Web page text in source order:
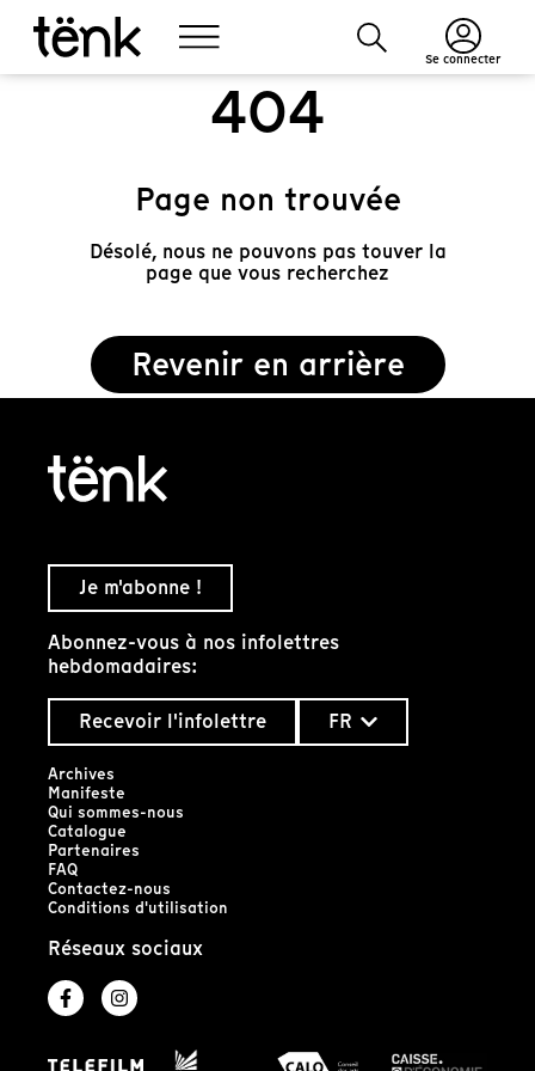
Se connecter
404
Page non trouvée
Désolé, nous ne pouvons pas touver la
page que vous recherchez
Revenir en arrière
Je m'abonne !
Abonnez-vous à nos infolettres
hebdomadaires:
Recevoir l'infolettre
FR
Archives
Manifeste
Qui sommes-nous
Catalogue
Partenaires
FAQ
Contactez-nous
Conditions d'utilisation
Réseaux sociaux